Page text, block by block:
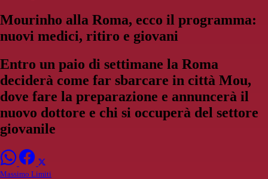
Mourinho alla Roma, ecco il programma:
nuovi medici, ritiro e giovani
Entro un paio di settimane la Roma
deciderà come far sbarcare in città Mou,
dove fare la preparazione e annuncerà il
nuovo dottore e chi si occuperà del settore
giovanile
Massimo Limiti